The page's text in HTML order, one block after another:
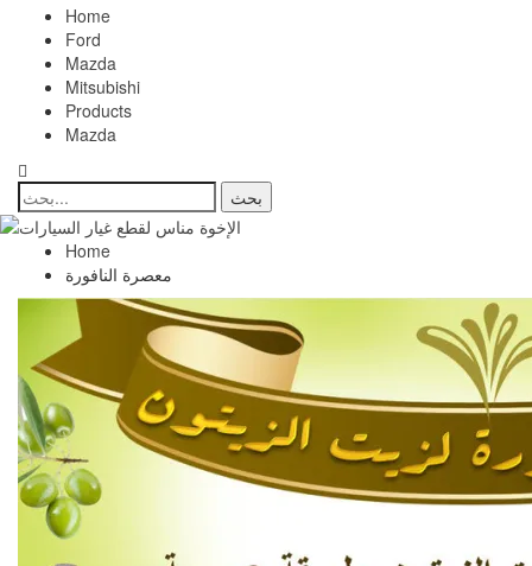
Home
Ford
Mazda
Mitsubishi
Products
Mazda
Home
معصرة النافورة